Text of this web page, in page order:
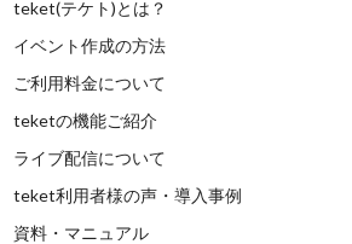
teket(テケト)とは？
イベント作成の方法
ご利用料金について
teketの機能ご紹介
ライブ配信について
teket利用者様の声・導入事例
資料・マニュアル